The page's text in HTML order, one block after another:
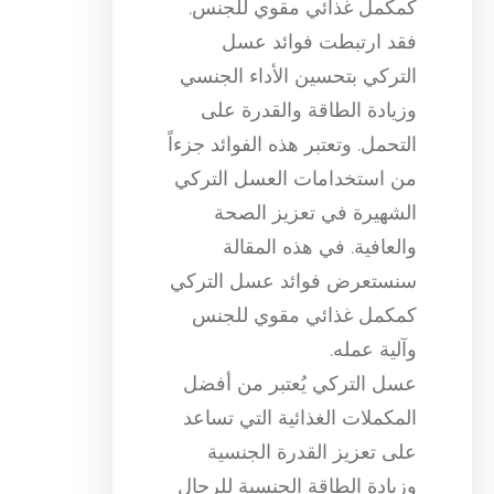
كمكمل غذائي مقوي للجنس.
فقد ارتبطت فوائد عسل
التركي بتحسين الأداء الجنسي
وزيادة الطاقة والقدرة على
التحمل. وتعتبر هذه الفوائد جزءاً
من استخدامات العسل التركي
الشهيرة في تعزيز الصحة
والعافية. في هذه المقالة
سنستعرض فوائد عسل التركي
كمكمل غذائي مقوي للجنس
وآلية عمله.
عسل التركي يُعتبر من أفضل
المكملات الغذائية التي تساعد
على تعزيز القدرة الجنسية
وزيادة الطاقة الجنسية للرجال